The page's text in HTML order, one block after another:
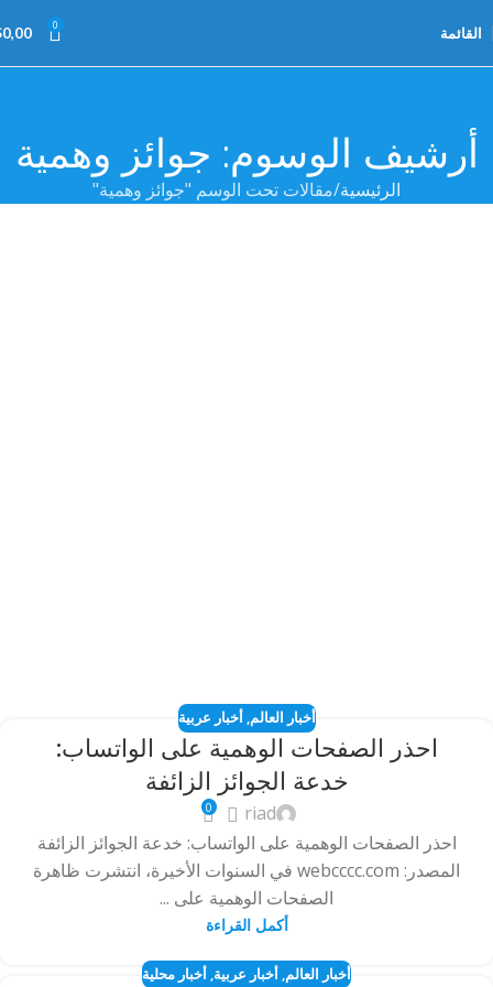
القائمة 0
0,00
أرشيف الوسوم: جوائز وهمية
الرئيسية مقالات تحت الوسم "جوائز وهمية"
أخبار العالم,أخبار عربية
احذر الصفحات الوهمية على الواتساب:
خدعة الجوائز الزائفة
riad
0
احذر الصفحات الوهمية على الواتساب: خدعة الجوائز الزائفة
المصدر: webcccc.com في السنوات الأخيرة، انتشرت ظاهرة
الصفحات الوهمية على ...
أكمل القراءة
أخبار العالم, أخبار عربية, أخبار محلية